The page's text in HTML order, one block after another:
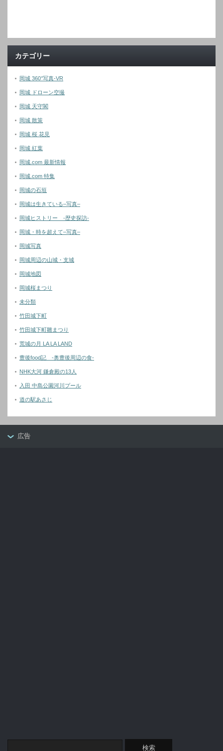
カテゴリー
岡城 360°写真-VR
岡城 ドローン空撮
岡城 天守閣
岡城 散策
岡城 桜 花見
岡城 紅葉
岡城.com 最新情報
岡城.com 特集
岡城の石垣
岡城は生きている–写真–
岡城ヒストリー -歴史探訪-
岡城・時を超えて–写真–
岡城写真
岡城周辺の山城・支城
岡城地図
岡城桜まつり
未分類
竹田城下町
竹田城下町雛まつり
荒城の月 LA LA LAND
豊後food記 -奥豊後周辺の食-
NHK大河 鎌倉殿の13人
入田 中島公園河川プール
道の駅あさじ
広告